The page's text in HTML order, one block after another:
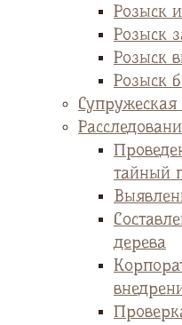
Розыск
Розыск
Розыск
Розыск
тайный
дерева